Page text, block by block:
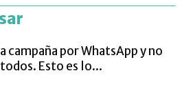
campaña por WhatsApp y no
Esto es lo...